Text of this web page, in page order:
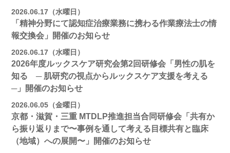
2026.06.17（水曜日）
「精神分野にて認知症治療業務に携わる作業療法士の情
報交換会」開催のお知らせ
2026.06.17（水曜日）
2026年度ルックスケア研究会第2回研修会「男性の肌を
知る ─ 肌研究の視点からルックスケア支援を考える
─」開催のお知らせ
2026.06.05（金曜日）
京都・滋賀・三重 MTDLP推進担当合同研修会「共有か
ら振り返りまで〜事例を通して考える目標共有と臨床
（地域）への展開〜」開催のお知らせ